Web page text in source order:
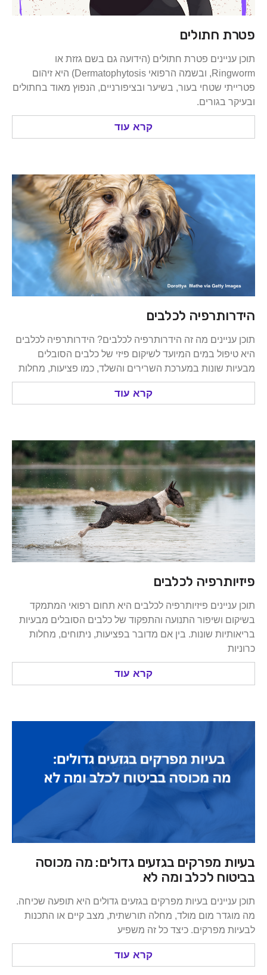
חתולים
פטרת חתולים (הידועה גם בשם גזזת או
Ringworm, ובשמה הרפואי Dermatophytosis) היא זיהום
שטחי בעור, בשיער ובציפורניים, הנפוץ מאוד בחתולים
בגורים.
קרא עוד
לכלבים
מה זה הידרותרפיה לכלבים? הידרותרפיה לכלבים
במים המיועד לשיקום פיזי של כלבים הסובלים
שונות במערכת השרירים והשלד, כמו פציעות, מחלות
קרא עוד
לכלבים
פיזיותרפיה לכלבים היא תחום רפואי המתמקד
ושיפור התנועה והתפקוד של כלבים הסובלים מבעיות
שונות. בין אם מדובר בפציעות, ניתוחים, מחלות
קרא עוד
מפרקים בגזעים גדולים: מה מכוסה
לכלב ומה לא
בעיות מפרקים בגזעים גדולים היא תופעה שכיחה.
מום מולד, מחלה תורשתית, מצב קיים או התכנות
מפרקים. כיצד כל זה משפיע
קרא עוד